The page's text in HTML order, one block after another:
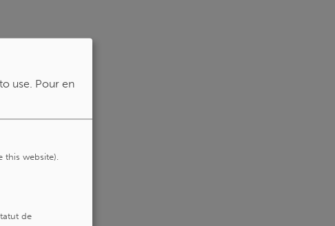
use. Pour en
this website).
de